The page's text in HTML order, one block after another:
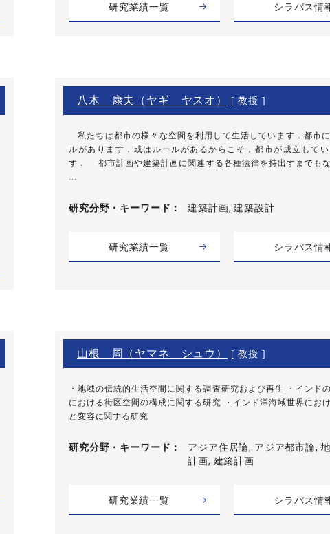
研究業績一覧 シラバス情
八木 康夫（ヤギ ヤスオ） [ 教授 ]
私たちは都市の様々な空間を利用して生活しています．都市
ルがあります．或はルールがあるからこそ，都市が成立してい
す． 都市計画や建築計画に関連する各種法律を持出すまでも
研究分野・ キーワード 建築計画, 建築設計
研究業績一覧 シラバス情
山根 周（ヤマネ シュウ） [ 教授 ]
・地域の伝統的生活空間に関する調査研究および再生 ・インド
における街区空間の構成に関する研究 ・インド洋海域世界にお
と変容に関する研究
研究分野・ キーワード
アジア住居論, アジア都市論,
計画, 建築計画
研究業績一覧 シラバス情